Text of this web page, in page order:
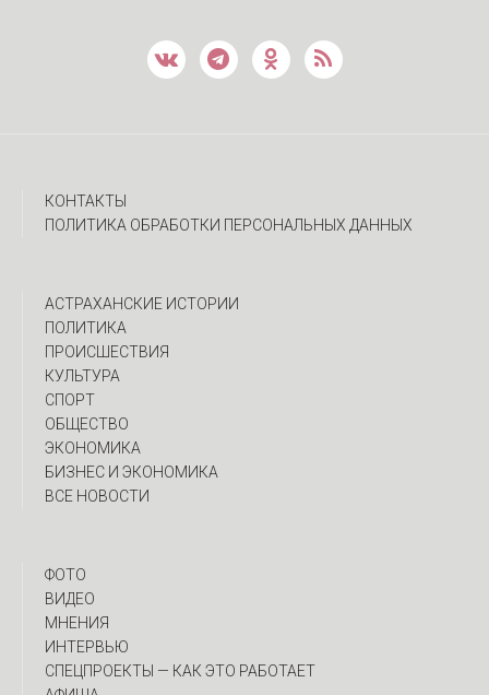
КОНТАКТЫ
ПОЛИТИКА ОБРАБОТКИ ПЕРСОНАЛЬНЫХ ДАННЫХ
АСТРАХАНСКИЕ ИСТОРИИ
ПОЛИТИКА
ПРОИСШЕСТВИЯ
КУЛЬТУРА
СПОРТ
ОБЩЕСТВО
ЭКОНОМИКА
БИЗНЕС И ЭКОНОМИКА
ВСЕ НОВОСТИ
ФОТО
ВИДЕО
МНЕНИЯ
ИНТЕРВЬЮ
CПЕЦПРОЕКТЫ — КАК ЭТО РАБОТАЕТ